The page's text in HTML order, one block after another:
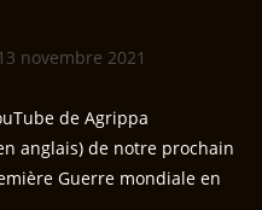
novembre 2021
de Agrippa
anglais) de notre prochain
Guerre mondiale en